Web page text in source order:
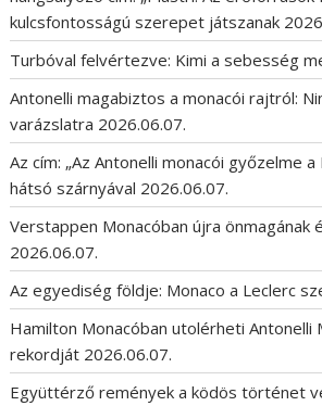
kulcsfontosságú szerepet játszanak
Turbóval felvértezve: Kimi a sebesség
Antonelli magabiztos a monacói rajtról:
varázslatra 2026.06.07.
Az cím: „Az Antonelli monacói győzelme
hátsó szárnyával 2026.06.07.
Verstappen Monacóban újra önmagának
2026.06.07.
Az egyediség földje: Monaco a Leclerc
Hamilton Monacóban utolérheti Antonelli
rekordját 2026.06.07.
Együttérző remények a ködös történet